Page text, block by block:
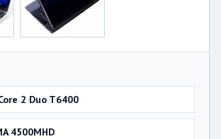
2 Duo T6400
4500MHD